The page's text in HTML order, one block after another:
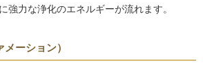
強力な浄化のエネルギーが流れます。
ーション）